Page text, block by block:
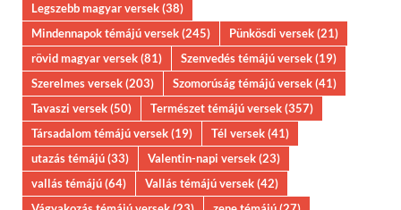
Legszebb magyar versek(38)
Mindennapok témájú versek(245) Pünkösdi versek(21)
rövid magyar versek(81) Szenvedés témájú versek(19)
Szerelmes versek(203) Szomorúság témájú versek(41)
Tavaszi versek(50) Természet témájú versek(357)
Társadalom témájú versek(19) Tél versek(41)
utazás témájú(33) Valentin-napi versek(23)
vallás témájú(64) Vallás témájú versek(42)